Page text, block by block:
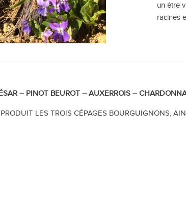
un être
racines
– PINOT BEUROT – AUXERROIS –
LES TROIS CÉPAGES BOURGUIGNONS,